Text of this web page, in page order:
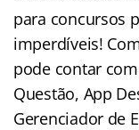
para concursos
imperdíveis!
pode contar
Questão, App
Gerenciador de